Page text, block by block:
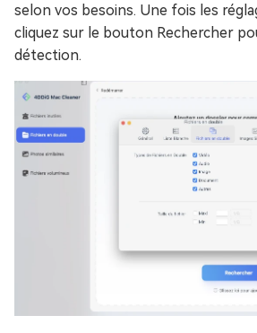
selon vos besoins. Une fois les
cliquez sur le bouton Rechercher
détection.